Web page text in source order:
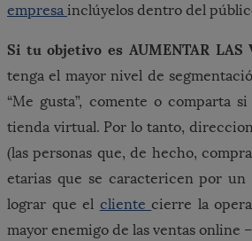
empresa inclúyelos dentro del
Si tu objetivo es AUMENTAR LAS
tenga el mayor nivel de
“Me gusta”, comente o comparta
tienda virtual. Por lo tanto,
(las personas que, de hecho,
etarias que se caractericen por
lograr que el clientecierre la
mayor enemigo de las ventas online